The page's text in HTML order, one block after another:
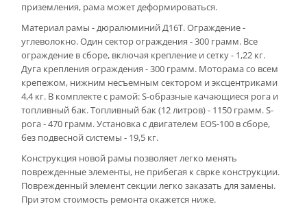
приземления, рама может деформироваться.
Материал рамы - дюралюминий Д16Т. Ограждение -
углеволокно. Один сектор ограждения - 300 грамм. Все
ограждение в сборе, включая крепление и сетку - 1,22 кг.
Дуга крепления ограждения - 300 грамм. Моторама со всем
крепежом, нижним несъемным сектором и эксцентриками
4,4 кг. В комплекте с рамой: S-образные качающиеся рога и
топливный бак. Топливный бак (12 литров) - 1150 грамм. S-
рога - 470 грамм. Установка с двигателем EOS-100 в сборе,
без подвесной системы - 19,5 кг.
Конструкция новой рамы позволяет легко менять
поврежденные элементы, не прибегая к сврке конструкции.
Поврежденный элемент секции легко заказать для замены.
При этом стоимость ремонта окажется ниже.